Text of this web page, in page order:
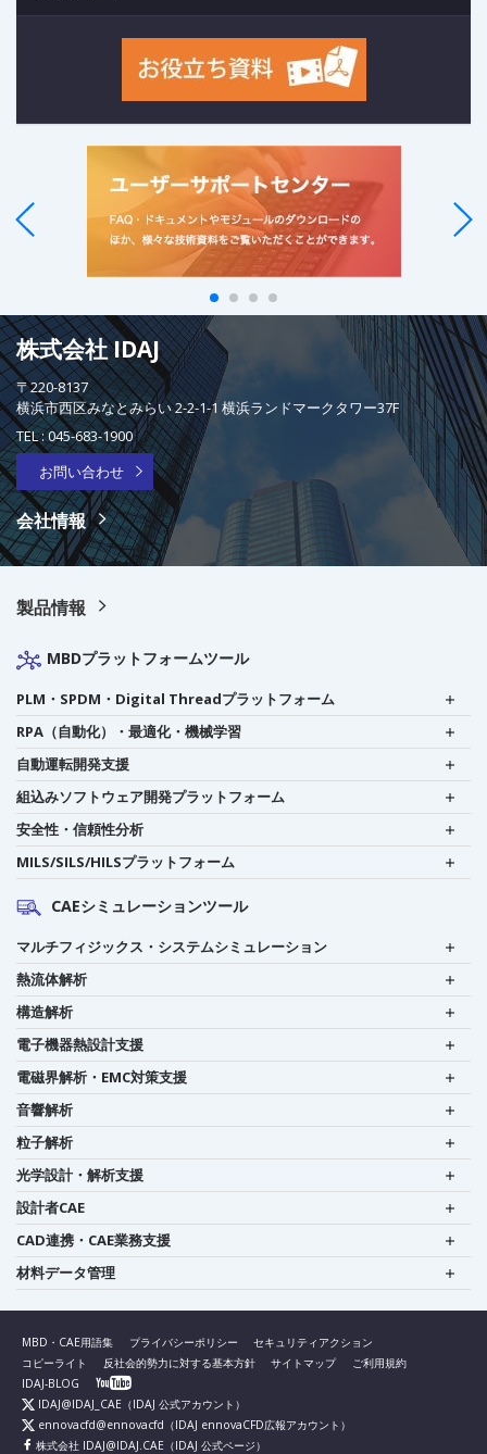
株式会社 IDAJ
〒220-8137
横浜市西区みなとみらい 2-2-1-1 横浜ランドマークタワー37F
TEL :045-683-1900
お問い合わせ
会社情報
製品情報
MBDプラットフォームツール
PLM・SPDM・Digital Threadプラットフォーム
RPA（自動化）・最適化・機械学習
自動運転開発支援
組込みソフトウェア開発プラットフォーム
安全性・信頼性分析
MILS/SILS/HILSプラットフォーム
CAEシミュレーションツール
マルチフィジックス・システムシミュレーション
熱流体解析
構造解析
電子機器熱設計支援
電磁界解析・EMC対策支援
音響解析
粒子解析
光学設計・解析支援
設計者CAE
CAD連携・CAE業務支援
材料データ管理
MBD・CAE用語集 プライバシーポリシー
セキュリティアクション
コピーライト
反社会的勢力に対する基本方針 サイトマップ
ご利用規約
IDAJ-BLOG
IDAJ@IDAJ_CAE （IDAJ 公式アカウント）
ennovacfd@ennovacfd （IDAJ ennovaCFD広報アカウント）
株式会社 IDAJ@IDAJ.CAE （IDAJ 公式ページ）